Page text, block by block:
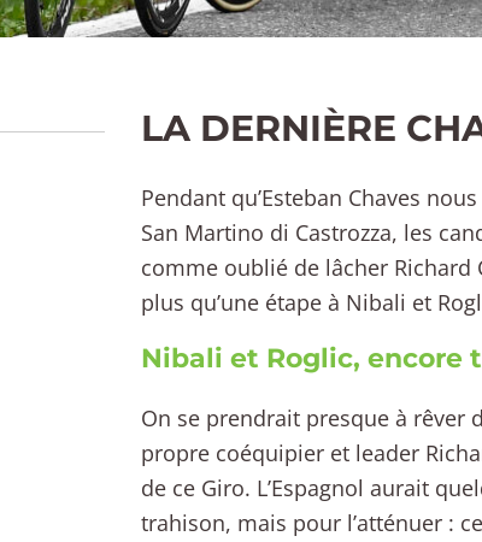
LA DERNIÈRE
Pendant qu’Esteban Chaves
San Martino di Castrozza, les
comme oublié de lâcher Richard
plus qu’une étape à Nibali et
Nibali et Roglic, encore
On se prendrait presque à rêver
propre coéquipier et leader
de ce Giro. L’Espagnol aurait
trahison, mais pour l’atténuer :